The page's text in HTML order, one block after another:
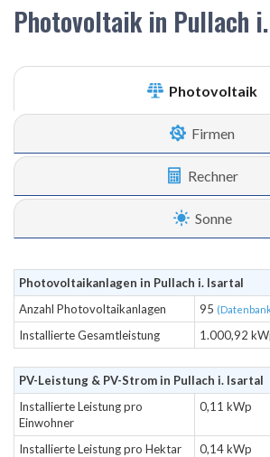
Photovoltaik in Pullach
Photovoltaik
Firmen
Rechner
Sonne
Photovoltaikanlagen in Pullach i. Isartal
Anzahl Photovoltaikanlagen
95
Installierte Gesamtleistung 1.000,92
PV-Leistung & PV-Strom in Pullach i. Isartal
Installierte Leistung pro
Einwohner
0,11 kWp
Installierte Leistung pro Hektar
0,14 kWp